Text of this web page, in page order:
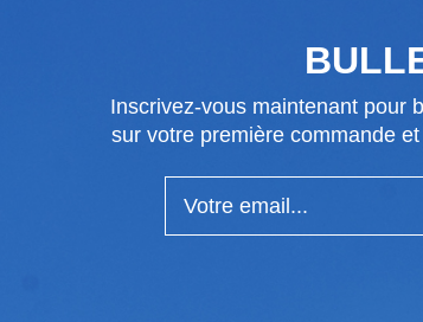
Inscrivez-vous maintenant pour
sur votre première commande